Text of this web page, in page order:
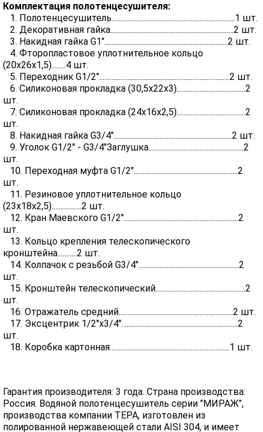
Комплектация полотенцесушителя:
1. Полотенцесушитель......................................................................1 шт.
2. Декоративная гайка......................................................................2 шт.
3. Накидная гайка G1"......................................................................2 шт.
4. Фторопластовое уплотнительное кольцо
(20х26х1,5)........4 шт.
5. Переходник G1/2"..........................................................................2 шт.
6. Силиконовая прокладка (30,5х22х3).......................................2
шт.
7. Силиконовая прокладка (24х16х2,5).......................................2
шт.
8. Накидная гайка G3/4"...................................................................2 шт.
9. Уголок G1/2" - G3/4"Заглушка......................................................2
шт.
10. Переходная муфта G1/2"...........................................................2
шт.
11. Резиновое уплотнительное кольцо
(23х18х2,5).................2 шт.
12. Кран Маевского G1/2".................................................................2
шт.
13. Кольцо крепления телескопического
кронштейна...........2 шт.
14. Колпачок с резьбой G3/4".........................................................2
шт.
15. Кронштейн телескопический...................................................2
шт.
16. Отражатель средний.................................................................2 шт.
17. Эксцентрик 1/2"х3/4"..................................................................2
шт.
18. Коробка картонная....................................................................1 шт.
Гарантия производителя: 3 года. Страна производства:
Россия. Водяной полотенцесушитель серии "МИРАЖ",
производства компании ТЕРА, изготовлен из
полированной нержавеющей стали AISI 304, и имеет